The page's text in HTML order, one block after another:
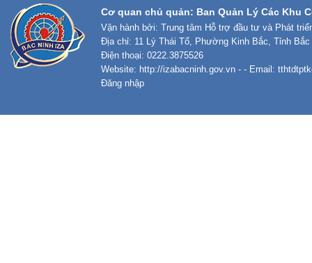
Cơ quan chủ quản: Ban Quản Lý Các Khu
Vận hành bởi: Trung tâm Hỗ trợ đầu tư và Phát
Địa chỉ: 11 Lý Thái Tổ, Phường Kinh Bắc, Tỉnh Bắc
Điện thoại: 0222.3875526
Website: http://izabacninh.gov.vn - - Email:
Đăng nhập